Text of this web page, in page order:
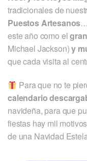
tradicionales de
Puestos Artesanos
este año como el
Michael Jackson)y
que cada visita al
Para que no te
calendario
navideña, para que
fiestas hay mil
de una Navidad